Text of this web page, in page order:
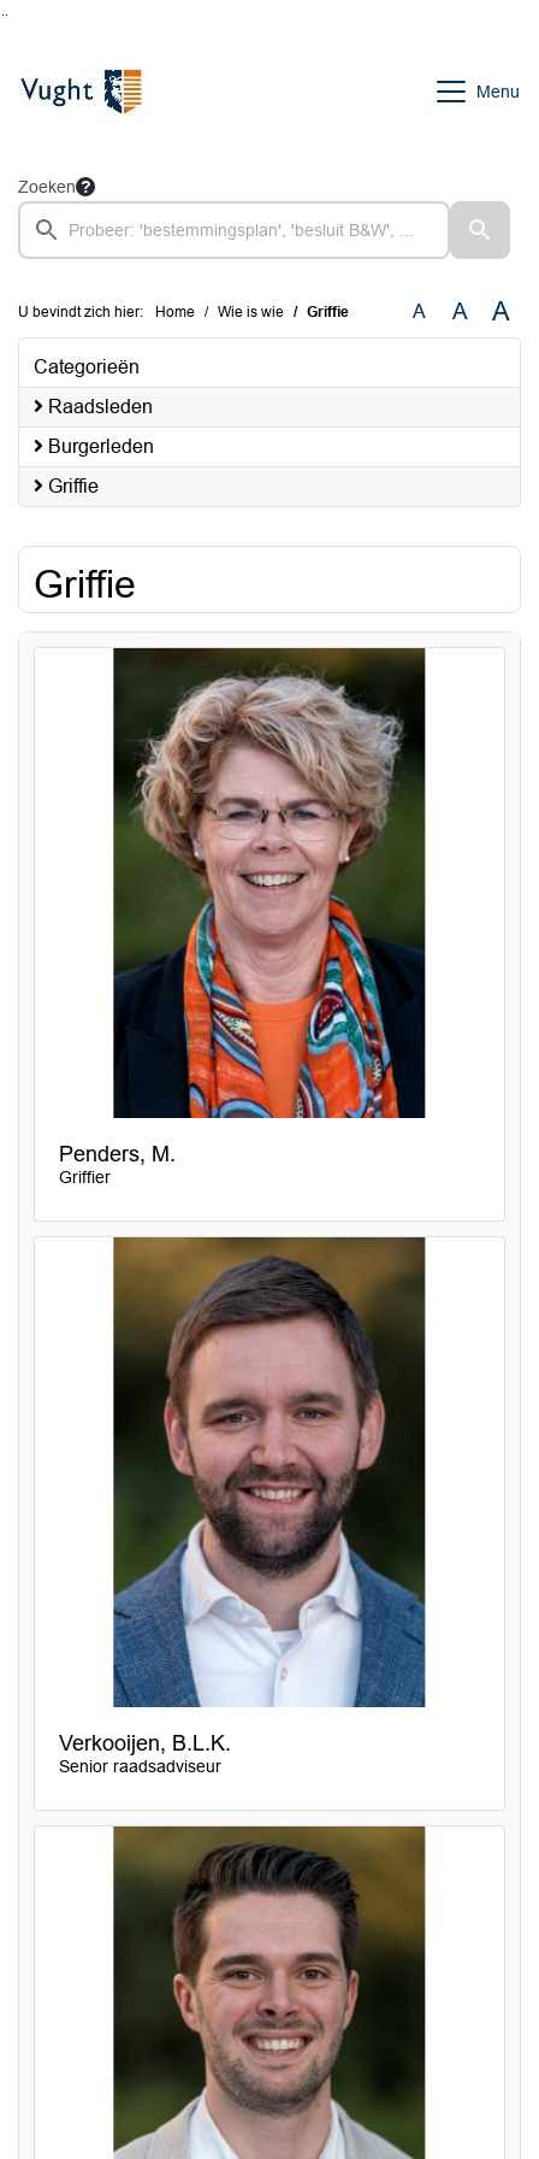
Menu
Zoeken
U bevindt zich hier: Home Wie is wie Griffie A A A
Categorieën
Raadsleden
Burgerleden
Griffie
Griffie
Penders, M.
Griffier
Verkooijen, B.L.K.
Senior raadsadviseur